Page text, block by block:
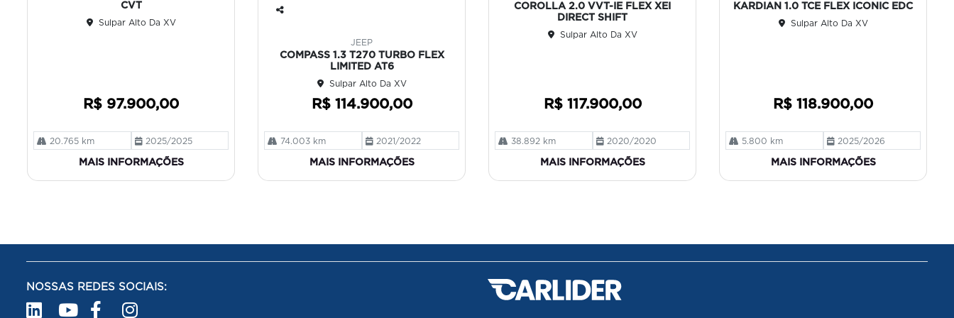
CVT
Sulpar Alto Da XV
R$ 97.900,00
20.765 km 2025/2025
MAIS INFORMAÇÕES
art
ilh
JEEP
COMPASS 1.3 T270 TURBO FLEX
LIMITED AT6
Sulpar Alto Da XV
R$ 114.900,00
74.003 km 2021/2022
MAIS INFORMAÇÕES
ilh
COROLLA 2.0 VVT-IE FLEX XEI
DIRECT SHIFT
Sulpar Alto Da XV
R$ 117.900,00
38.892 km 2020/2020
MAIS INFORMAÇÕES
ilh
KARDIAN 1.0 TCE FLEX ICONIC EDC
Sulpar Alto Da XV
R$ 118.900,00
5.800 km 2025/2026
MAIS INFORMAÇÕES
NOSSAS REDES SOCIAIS: